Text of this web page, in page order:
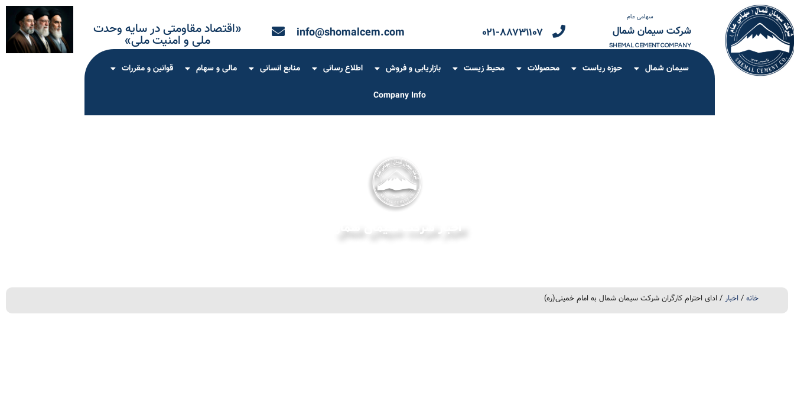
سهامی عام
شرکت سیمان شمال
SHEMAL CEMENT COMPANY
۰۲۱-۸۸۷۳۱۱۰۷ info@shomalcem.com «اقتصاد مقاومتی در سایه وحدت
ملی و امنیت ملی»
سیمان شمال حوزه ریاست محصولات محیط زیست بازاریابی و فروش اطلاع رسانی منابع انسانی مالی و سهام قوانین و مقررات
Company Info
اخبار شرکت سیمان شمال
خانه / اخبار / ادای احترام کارگران شرکت سیمان شمال به امام خمینی(ره)